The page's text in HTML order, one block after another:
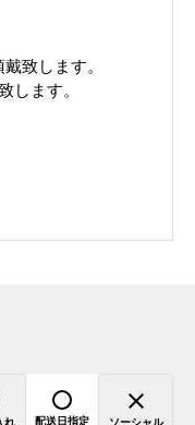
戴致します。
します。
配送日指定